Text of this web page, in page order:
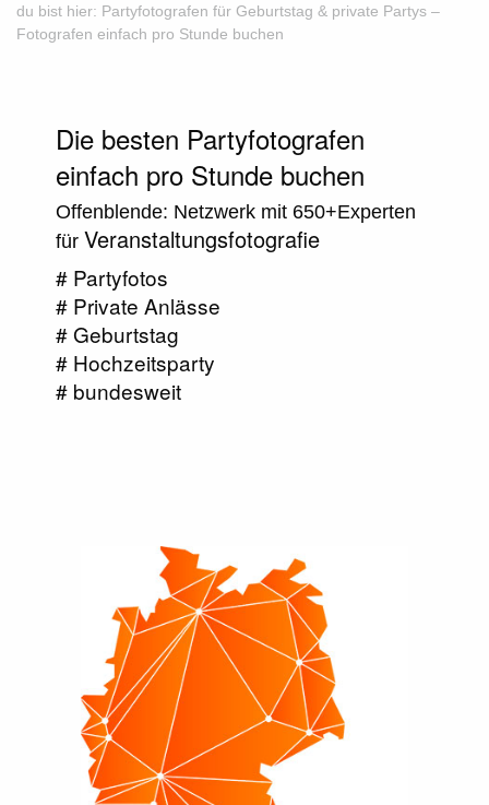
du bist hier: Partyfotografen für Geburtstag & private Partys –
Fotografen einfach pro Stunde buchen
Die besten Partyfotografen
einfach pro Stunde buchen
Offenblende: Netzwerk mit 650+Experten
für Veranstaltungsfotografie
# Partyfotos
# Private Anlässe
# Geburtstag
# Hochzeitsparty
# bundesweit